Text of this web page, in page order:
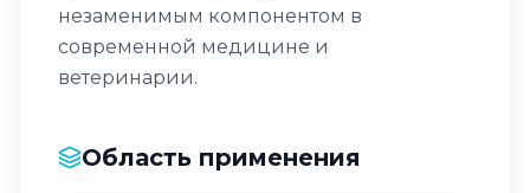
незаменимым компонентом в
современной медицине и
ветеринарии.
Область применения